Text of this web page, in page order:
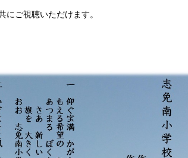
視聴いただけます。